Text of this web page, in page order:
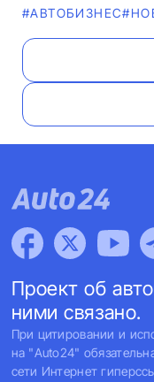
#AВТОБИЗНЕС
Проект об
ними связано.
При цитировании и
на "Auto24"
сети Интернет